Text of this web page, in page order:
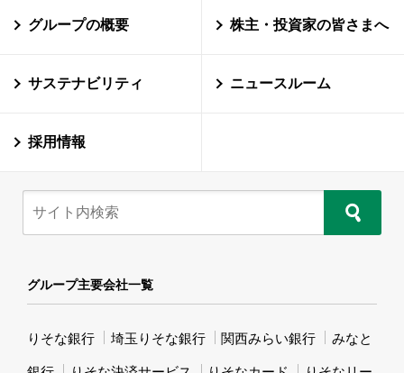
グループの概要 株主・投資家の皆さまへ
サステナビリティ ニュースルーム
採用情報
グループ主要会社一覧
りそな銀行 埼玉りそな銀行 関西みらい銀行 みなと